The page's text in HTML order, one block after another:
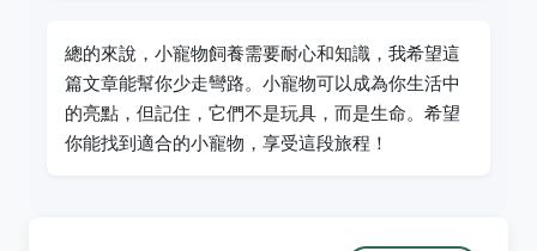
總的來說，小寵物飼養需要耐心和知識，我希望這
篇文章能幫你少走彎路。小寵物可以成為你生活中
的亮點，但記住，它們不是玩具，而是生命。希望
你能找到適合的小寵物，享受這段旅程！